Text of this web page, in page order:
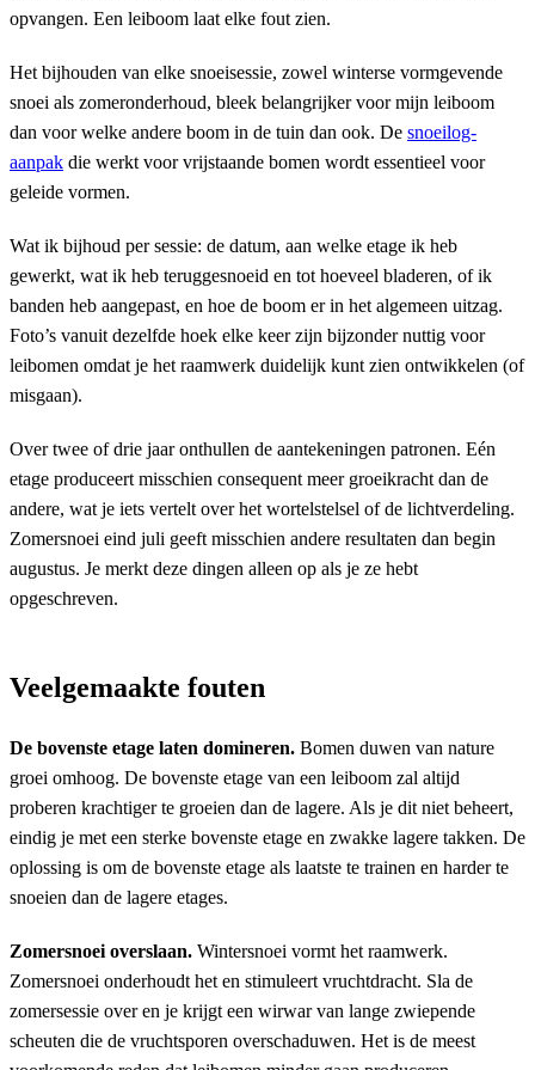
opvangen. Een leiboom laat elke fout zien.
Het bijhouden van elke snoeisessie, zowel winterse vormgevende
snoei als zomeronderhoud, bleek belangrijker voor mijn leiboom
dan voor welke andere boom in de tuin dan ook. De snoeilog-
aanpak die werkt voor vrijstaande bomen wordt essentieel voor
geleide vormen.
Wat ik bijhoud per sessie: de datum, aan welke etage ik heb
gewerkt, wat ik heb teruggesnoeid en tot hoeveel bladeren, of ik
banden heb aangepast, en hoe de boom er in het algemeen uitzag.
Foto’s vanuit dezelfde hoek elke keer zijn bijzonder nuttig voor
leibomen omdat je het raamwerk duidelijk kunt zien ontwikkelen (of
misgaan).
Over twee of drie jaar onthullen de aantekeningen patronen. Eén
etage produceert misschien consequent meer groeikracht dan de
andere, wat je iets vertelt over het wortelstelsel of de lichtverdeling.
Zomersnoei eind juli geeft misschien andere resultaten dan begin
augustus. Je merkt deze dingen alleen op als je ze hebt
opgeschreven.
Veelgemaakte fouten
De bovenste etage laten domineren. Bomen duwen van nature
groei omhoog. De bovenste etage van een leiboom zal altijd
proberen krachtiger te groeien dan de lagere. Als je dit niet beheert,
eindig je met een sterke bovenste etage en zwakke lagere takken. De
oplossing is om de bovenste etage als laatste te trainen en harder te
snoeien dan de lagere etages.
Zomersnoei overslaan. Wintersnoei vormt het raamwerk.
Zomersnoei onderhoudt het en stimuleert vruchtdracht. Sla de
zomersessie over en je krijgt een wirwar van lange zwiepende
scheuten die de vruchtsporen overschaduwen. Het is de meest